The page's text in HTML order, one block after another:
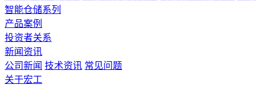
智能仓储系列
产品案例
投资者关系
新闻资讯
公司新闻 技术资讯 常见问题
关于宏工